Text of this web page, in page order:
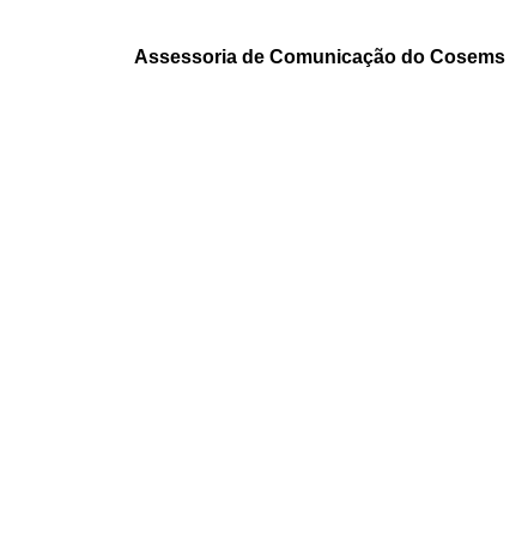
Assessoria de Comunicação do Cosems